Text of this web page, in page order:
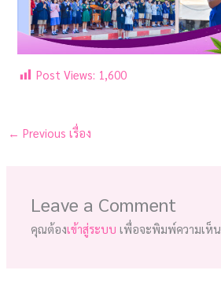
Post Views: 1,600
← Previous เรื่อง
Leave a Comment
คุณต้องเข้าสู่ระบบ เพื่อจะพิมพ์ความเห็น